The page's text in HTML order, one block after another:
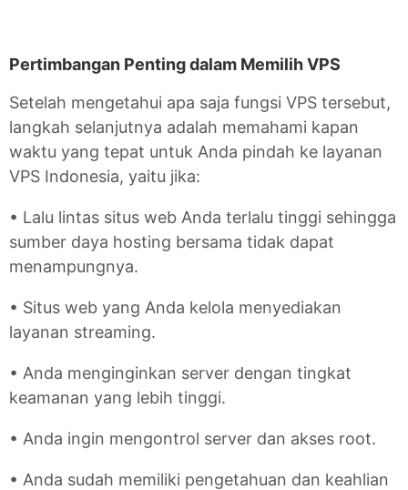
Pertimbangan Penting dalam Memilih VPS
Setelah mengetahui apa saja fungsi VPS tersebut,
langkah selanjutnya adalah memahami kapan
waktu yang tepat untuk Anda pindah ke layanan
VPS Indonesia, yaitu jika:
• Lalu lintas situs web Anda terlalu tinggi sehingga
sumber daya hosting bersama tidak dapat
menampungnya.
• Situs web yang Anda kelola menyediakan
layanan streaming.
• Anda menginginkan server dengan tingkat
keamanan yang lebih tinggi.
• Anda ingin mengontrol server dan akses root.
• Anda sudah memiliki pengetahuan dan keahlian